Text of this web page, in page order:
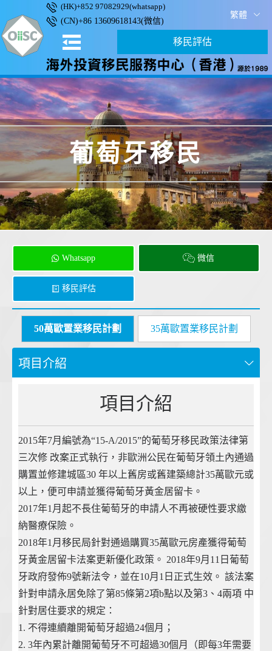
(HK)+852 97082929(whatsapp)
(CN)+86 13609618143(微信)
繁體
移民評估
葡萄牙移民
Whatsapp 微信
移民評估
50萬歐置業移民計劃 35萬歐置業移民計劃
項目介紹
項目介紹
2015年7月編號為“15-A/2015”的葡萄牙移民政策法律第
三次修 改案正式執行，非歐洲公民在葡萄牙領土內通過
購置並修建城區30 年以上舊房或舊建築總計35萬歐元或
以上，便可申請並獲得葡萄牙黃金居留卡。
2017年1月起不長住葡萄牙的申請人不再被硬性要求繳
納醫療保險。
2018年1月移民局針對通過購買35萬歐元房產獲得葡萄
牙黃金居留卡法案更新優化政策。 2018年9月11日葡萄
牙政府發佈9號新法令，並在10月1日正式生效。 該法案
針對申請永居免除了第85條第2項b點以及第3、4兩項 中
針對居住要求的規定：
1. 不得連續離開葡萄牙超過24個月；
2. 3年內累計離開葡萄牙不可超過30個月（即每3年需要